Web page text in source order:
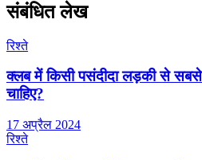
संबंधित लेख
रिश्ते
क्लब में किसी पसंदीदा लड़की से
चाहिए?
17 अप्रैल 2024
रिश्ते